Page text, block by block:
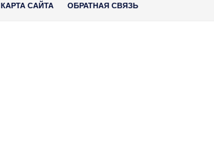
КАРТА САЙТА ОБРАТНАЯ СВЯЗЬ